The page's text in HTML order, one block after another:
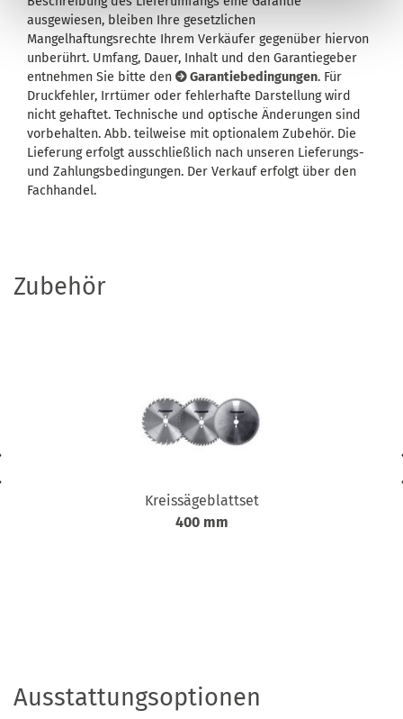
ausgewiesen, bleiben Ihre gesetzlichen
Mangelhaftungsrechte Ihrem Verkäufer gegenüber hiervon
unberührt. Umfang, Dauer, Inhalt und den Garantiegeber
entnehmen Sie bitte den
Garantiebedingungen. Für
Druckfehler, Irrtümer oder fehlerhafte Darstellung wird
nicht gehaftet. Technische und optische Änderungen sind
vorbehalten. Abb. teilweise mit optionalem Zubehör. Die
Lieferung erfolgt ausschließlich nach unseren Lieferungs-
und Zahlungsbedingungen. Der Verkauf erfolgt über den
Fachhandel.
Zubehör
Kreissägeblattset
400 mm
Ausstattungsoptionen